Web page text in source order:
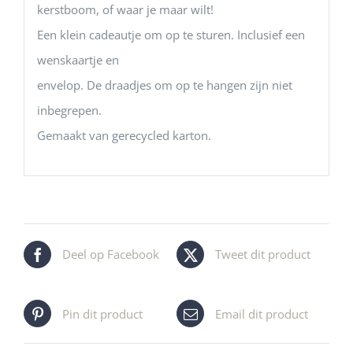
kerstboom, of waar je maar wilt!
Een klein cadeautje om op te sturen. Inclusief een
wenskaartje en
envelop. De draadjes om op te hangen zijn niet
inbegrepen.
Gemaakt van gerecycled karton.
Deel op Facebook Tweet dit product
Pin dit product Email dit product